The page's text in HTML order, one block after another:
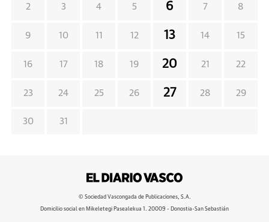
2 3 4 5 6 7 8
9 10 11 12 13 14 15
16 17 18 19 20 21 22
23 24 25 26 27 28 29
30 31
© Sociedad Vascongada de Publicaciones, S.A.
Domicilio social en Mikeletegi Pasealekua 1. 20009 - Donostia-San Sebastián